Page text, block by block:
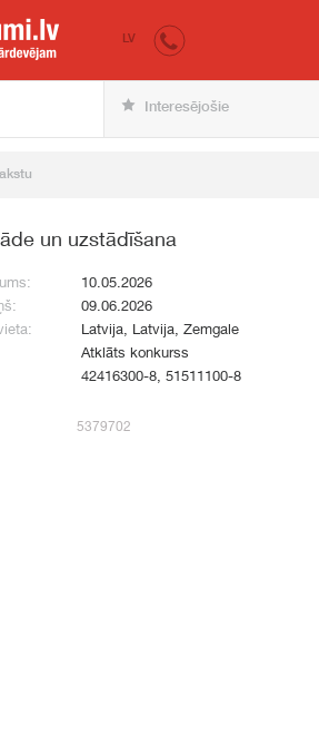
iepirkumi.lv
LV
Interesējošie
un uzstādīšana
10.05.2026
09.06.2026
Latvija, Latvija, Zemgale
Atklāts konkurss
42416300-8, 51511100-8
5379702